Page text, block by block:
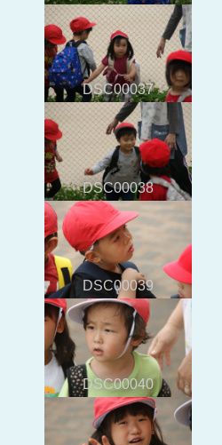
DSC00037
DSC00038
DSC00039
DSC00040